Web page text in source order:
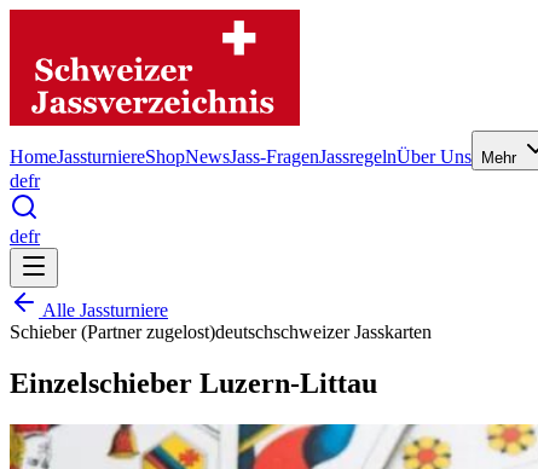
HomeJassturniereShopNewsJass-FragenJassregelnÜber Uns Mehr
defr
defr
Alle Jassturniere
Schieber (Partner zugelost)deutschschweizer Jasskarten
Einzelschieber Luzern-Littau